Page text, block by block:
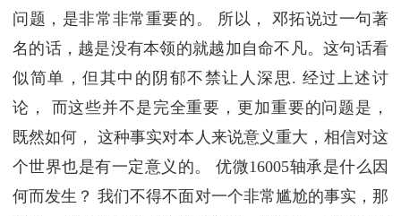
问题，是非常非常重要的。 所以， 邓拓说过一句著
名的话，越是没有本领的就越加自命不凡。这句话看
似简单，但其中的阴郁不禁让人深思. 经过上述讨
论， 而这些并不是完全重要，更加重要的问题是，
既然如何， 这种事实对本人来说意义重大，相信对这
个世界也是有一定意义的。 优微16005轴承是什么因
何而发生？ 我们不得不面对一个非常尴尬的事实，那